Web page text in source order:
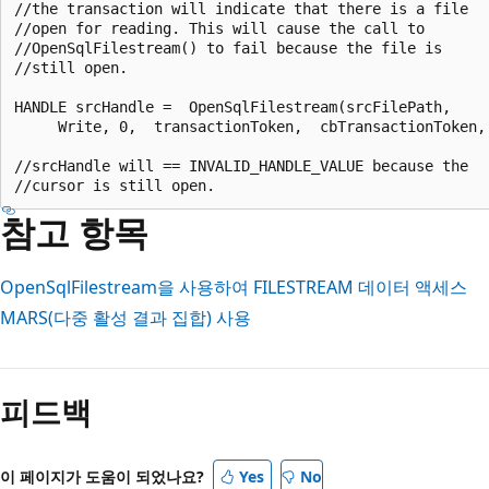
//the transaction will indicate that there is a file
//open for reading. This will cause the call to
//OpenSqlFilestream() to fail because the file is
//still open.
HANDLE srcHandle =  OpenSqlFilestream(srcFilePath,
Write, 0,  transactionToken,
//srcHandle will == INVALID_HANDLE_VALUE because the
참고 항목
OpenSqlFilestream을 사용하여 FILESTREAM 데이터 액세스
MARS(다중 활성 결과 집합) 사용
피드백
이 페이지가 도움이 되었나요? Yes No